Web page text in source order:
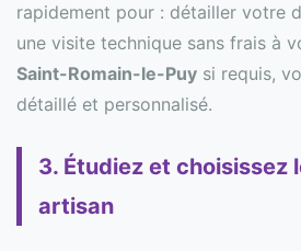
rapidement pour : détailler votre
une visite technique sans frais à
Saint-Romain-le-Puy si requis,
détaillé et personnalisé.
3. Étudiez et choisissez
artisan